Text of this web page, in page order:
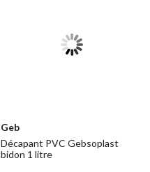
Geb
Décapant PVC Gebsoplast
bidon 1 litre